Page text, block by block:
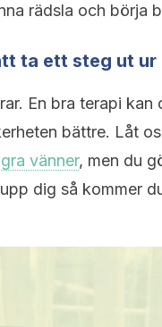
rädsla och börja
ta ett steg ut
En bra terapi
bättre. Låt
vänner, men du
dig så kommer